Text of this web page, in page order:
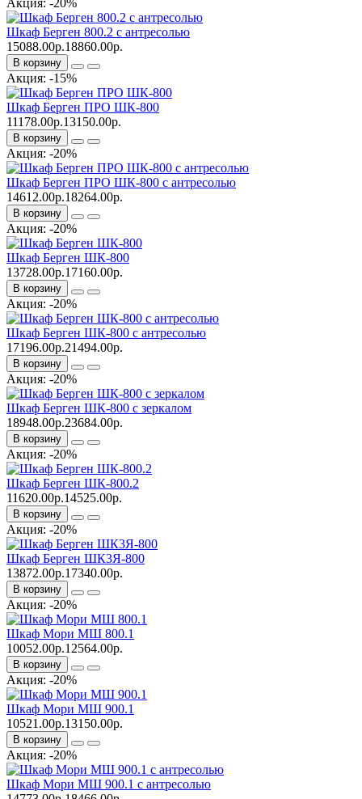
Акция: -20%
Шкаф Берген 800.2 с антресолью
15088.00р.18860.00р.
В корзину
Акция: -15%
Шкаф Берген ПРО ШК-800
11178.00р.13150.00р.
В корзину
Акция: -20%
Шкаф Берген ПРО ШК-800 с антресолью
14612.00р.18264.00р.
В корзину
Акция: -20%
Шкаф Берген ШК-800
13728.00р.17160.00р.
В корзину
Акция: -20%
Шкаф Берген ШК-800 с антресолью
17196.00р.21494.00р.
В корзину
Акция: -20%
Шкаф Берген ШК-800 с зеркалом
18948.00р.23684.00р.
В корзину
Акция: -20%
Шкаф Берген ШК-800.2
11620.00р.14525.00р.
В корзину
Акция: -20%
Шкаф Берген ШК3Я-800
13872.00р.17340.00р.
В корзину
Акция: -20%
Шкаф Мори МШ 800.1
10052.00р.12564.00р.
В корзину
Акция: -20%
Шкаф Мори МШ 900.1
10521.00р.13150.00р.
В корзину
Акция: -20%
Шкаф Мори МШ 900.1 с антресолью